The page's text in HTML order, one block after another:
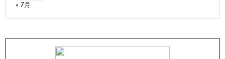
« 7月